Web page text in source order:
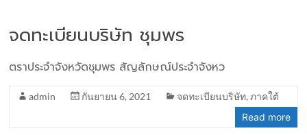
จดทะเบียนบริษัท ชุมพร
ตราประจำจังหวัดชุมพร สัญลักษณ์ประจำจังหว
admin กันยายน 6, 2021 จดทะเบียนบริษัท,ภาคใต้
Read more